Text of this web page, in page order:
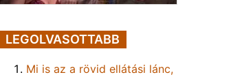
LEGOLVASOTTABB
Mi is az a rövid ellátási lánc,